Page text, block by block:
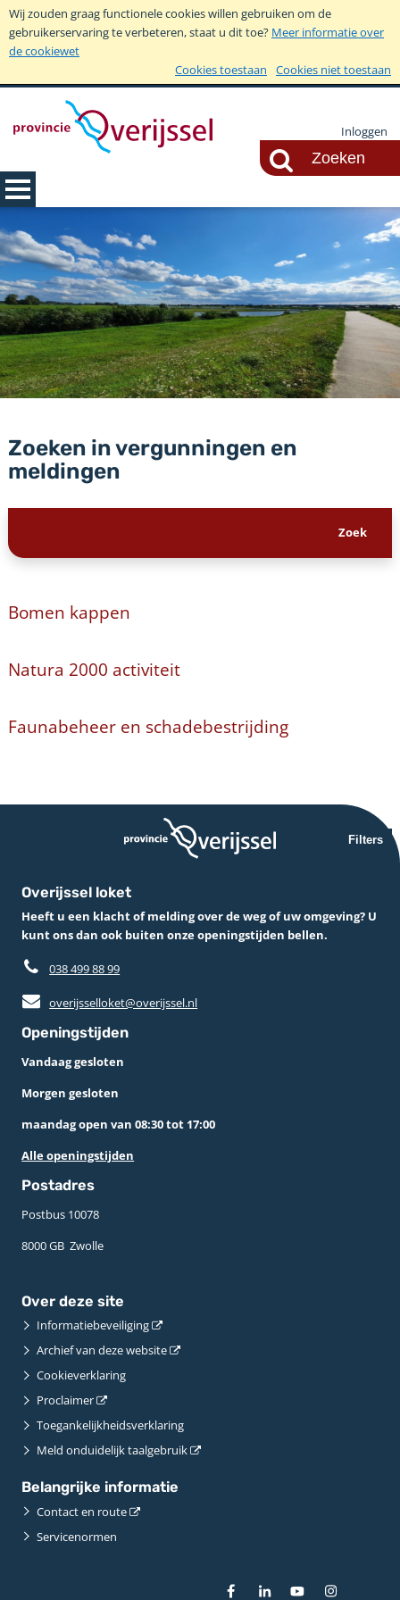
Wij zouden graag functionele cookies willen gebruiken om de
gebruikerservaring te verbeteren, staat u dit toe? Meer informatie over
de cookiewet
Cookies toestaan
Cookies niet toestaan
Inloggen
Zoeken in vergunningen en
meldingen
Bomen kappen
Natura 2000 activiteit
Faunabeheer en schadebestrijding
Filters
Overijssel loket
Heeft u een klacht of melding over de weg of uw omgeving? U
kunt ons dan ook buiten onze openingstijden bellen.
038 499 88 99
overijsselloket@overijssel.nl
Openingstijden
Vandaag gesloten
Morgen gesloten
maandag open van 08:30 tot 17:00
Alle openingstijden
Postadres
Postbus 10078 ­
8000 GB ­ Zwolle
Over deze site
Informatiebeveiliging
Archief van deze website
Cookieverklaring
Proclaimer
Toegankelijkheidsverklaring
Meld onduidelijk taalgebruik
Belangrijke informatie
Contact en route
Servicenormen